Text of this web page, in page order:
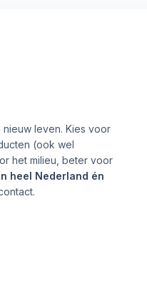
leven. Kies voor
(ook wel
het milieu, beter voor
heel Nederland én